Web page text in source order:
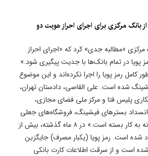
بانک مرکزی برای اجرای احراز هویت دو
مرکزی «مطالبه جدی» کرد که «اجرای احراز
پویا در تمام بانک‌ها با جدیت پیگیری شود.»
کامل رمز پویا را اجرا نکرده‌اند و این موضوع
شده است. علی القاصی، دادستان تهران،
پلیس فتا و مرکز ملی فضای مجازی،
انسداد بسترهای فیشینگ، فروشگاه‌های جعلی
و سایر درگاه‌های مجرمانه به کار بسته است.» در ۸ ماه گذشته، بیش از
شده است. رمز پویا (یکبار مصرف) جایگزین
۴ رقمی شده است و از سرقت اطلاعات کارت بانکی